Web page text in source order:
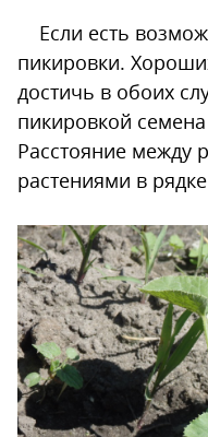
Если есть
пикировки.
достичь в обоих
пикировкой
Расстояние между
растениями в